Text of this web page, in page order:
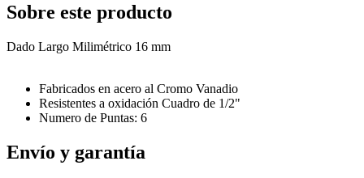
Sobre este producto
Dado Largo Milimétrico 16 mm
Fabricados en acero al Cromo Vanadio
Resistentes a oxidación Cuadro de 1/2"
Numero de Puntas: 6
Envío y garantía